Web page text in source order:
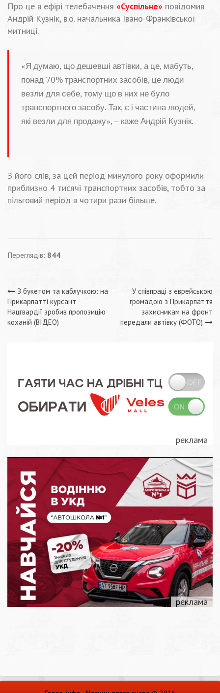
Про це в ефірі телебачення «Суспільне» повідомив
Андрій Кузнік, в.о. начальника Івано-Франківської
митниці.
«Я думаю, що дешевші автівки, а це, мабуть,
понад 70% транспортних засобів, це люди
везли для себе, тому що в них не було
транспортного засобу. Так, є і частина людей,
які везли для продажу», – каже Андрій Кузнік.
З його слів, за цей період минулого року оформили
приблизно 4 тисячі транспортних засобів, тобто за
пільговий період в чотири рази більше.
Переглядів: 844
Навігація
записів
З букетом та каблучкою: на
Прикарпатті курсант
Нацгвардії зробив пропозицію
коханій (ВІДЕО)
У співпраці з єврейською
громадою з Прикарпаття
захисникам на фронт
передали автівку (ФОТО)